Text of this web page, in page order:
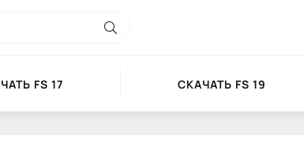
FS 17 СКАЧАТЬ FS 19